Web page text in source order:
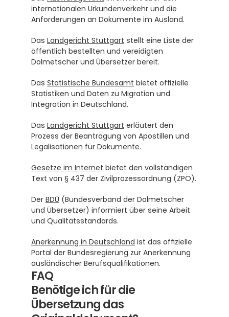
internationalen Urkundenverkehr und die
Anforderungen an Dokumente im Ausland.
Das Landgericht Stuttgart stellt eine Liste der
öffentlich bestellten und vereidigten
Dolmetscher und Übersetzer bereit.
Das Statistische Bundesamt bietet offizielle
Statistiken und Daten zu Migration und
Integration in Deutschland.
Das Landgericht Stuttgart erläutert den
Prozess der Beantragung von Apostillen und
Legalisationen für Dokumente.
Gesetze im Internet bietet den vollständigen
Text von § 437 der Zivilprozessordnung (ZPO).
Der BDÜ (Bundesverband der Dolmetscher
und Übersetzer) informiert über seine Arbeit
und Qualitätsstandards.
Anerkennung in Deutschland ist das offizielle
Portal der Bundesregierung zur Anerkennung
ausländischer Berufsqualifikationen.
FAQ
Benötige ich für die
Übersetzung das